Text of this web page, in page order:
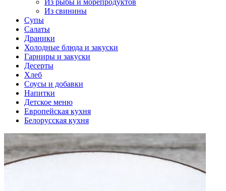
Из рыбы и морепродуктов
Из свинины
Супы
Салаты
Драники
Холодные блюда и закуски
Гарниры и закуски
Десерты
Хлеб
Соусы и добавки
Напитки
Детское меню
Европейская кухня
Белорусская кухня